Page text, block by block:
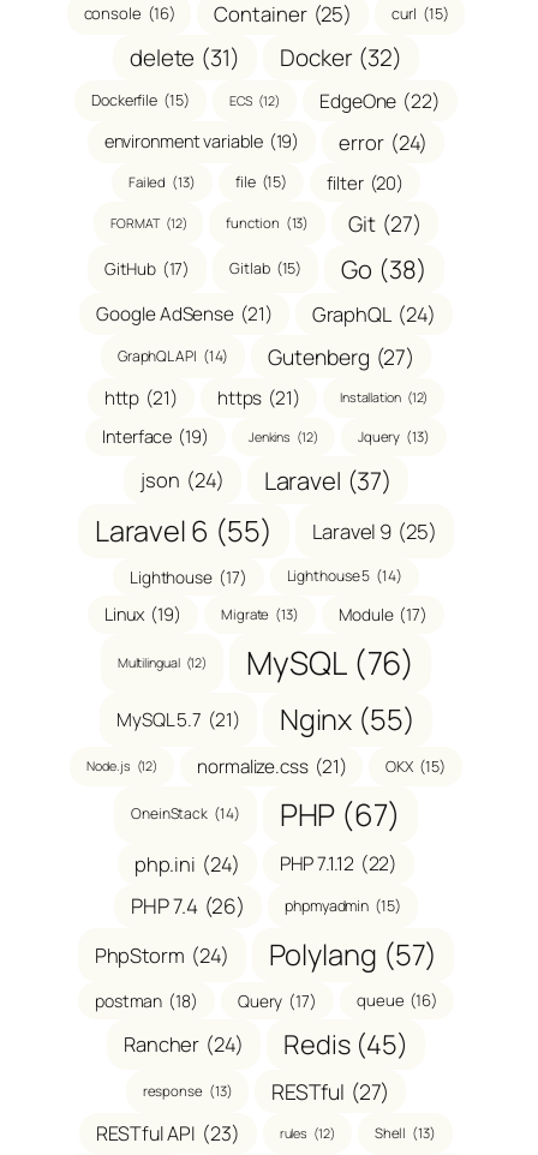
console (16) Container (25) curl (15)
delete (31) Docker (32)
Dockerfile (15) ECS (12) EdgeOne (22)
environment variable (19) error (24)
Failed (13) file (15) filter (20)
FORMAT (12) function (13) Git (27)
GitHub (17) Gitlab (15) Go (38)
Google AdSense (21) GraphQL (24)
GraphQL API (14) Gutenberg (27)
http (21) https (21) Installation (12)
Interface (19) Jenkins (12) Jquery (13)
json (24) Laravel (37)
Laravel 6 (55) Laravel 9 (25)
Lighthouse (17) Lighthouse 5 (14)
Linux (19) Migrate (13) Module (17)
Multilingual (12) MySQL (76)
MySQL 5.7 (21) Nginx (55)
Node.js (12) normalize.css (21) OKX (15)
OneinStack (14) PHP (67)
php.ini (24) PHP 7.1.12 (22)
PHP 7.4 (26) phpmyadmin (15)
PhpStorm (24) Polylang (57)
postman (18) Query (17) queue (16)
Rancher (24) Redis (45)
response (13) RESTful (27)
RESTful API (23) rules (12) Shell (13)